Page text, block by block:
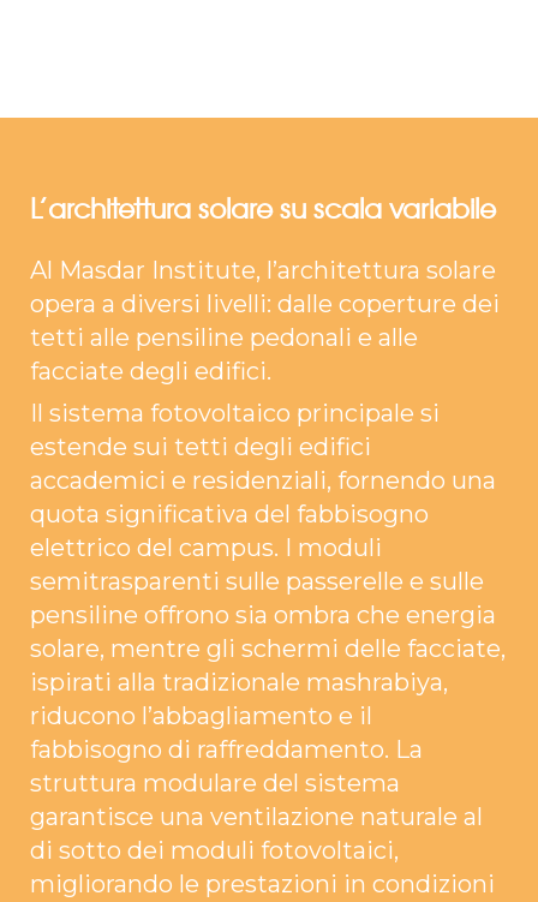
L’architettura solare su scala variabile
Al Masdar Institute, l’architettura solare
opera a diversi livelli: dalle coperture dei
tetti alle pensiline pedonali e alle
facciate degli edifici.
Il sistema fotovoltaico principale si
estende sui tetti degli edifici
accademici e residenziali, fornendo una
quota significativa del fabbisogno
elettrico del campus. I moduli
semitrasparenti sulle passerelle e sulle
pensiline offrono sia ombra che energia
solare, mentre gli schermi delle facciate,
ispirati alla tradizionale mashrabiya,
riducono l’abbagliamento e il
fabbisogno di raffreddamento. La
struttura modulare del sistema
garantisce una ventilazione naturale al
di sotto dei moduli fotovoltaici,
migliorando le prestazioni in condizioni